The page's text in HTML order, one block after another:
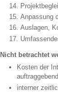
Anpassung
Auslagen,
Nicht betrachtet
Kosten der
interner